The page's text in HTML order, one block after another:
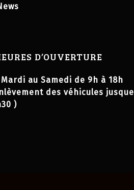
D’OUVERTURE
Mardi au Samedi de 9h à 18h
des véhicules jusque
)